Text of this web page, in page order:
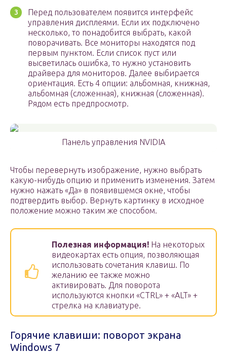
Перед пользователем появится интерфейс
управления дисплеями. Если их подключено
несколько, то понадобится выбрать, какой
поворачивать. Все мониторы находятся под
первым пунктом. Если список пуст или
высветилась ошибка, то нужно установить
драйвера для мониторов. Далее выбирается
ориентация. Есть 4 опции: альбомная, книжная,
альбомная (сложенная), книжная (сложенная).
Рядом есть предпросмотр.
Панель управления NVIDIA
Чтобы перевернуть изображение, нужно выбрать
какую-нибудь опцию и применить изменения. Затем
нужно нажать «Да» в появившемся окне, чтобы
подтвердить выбор. Вернуть картинку в исходное
положение можно таким же способом.
Полезная информация! На некоторых
видеокартах есть опция, позволяющая
использовать сочетания клавиш. По
желанию ее также можно
активировать. Для поворота
используются кнопки «CTRL» + «ALT» +
стрелка на клавиатуре.
Горячие клавиши: поворот экрана
Windows 7